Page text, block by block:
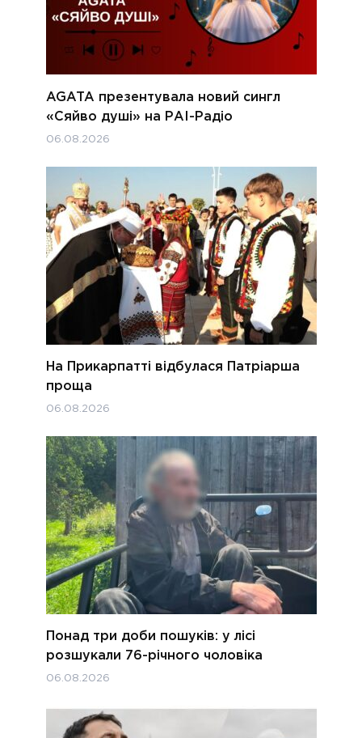
AGATA презентувала новий сингл
«Сяйво душі» на РАІ-Радіо
06.08.2026
На Прикарпатті відбулася Патріарша
проща
06.08.2026
Понад три доби пошуків: у лісі
розшукали 76-річного чоловіка
06.08.2026